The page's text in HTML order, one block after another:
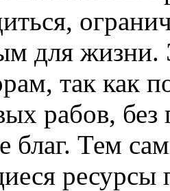
для жизни.
так как
рабов, без
благ. Тем
ресурсы